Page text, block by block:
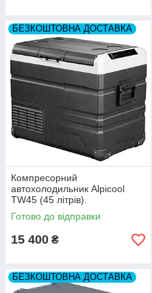
БЕЗКОШТОВНА ДОСТАВКА
Компресорний
автохолодильник Alpicool
TW45 (45 літрів).
Двокамерний. До -20℃. (12,
24, 220 вольт)
Готово до відправки
15 400 ₴
БЕЗКОШТОВНА ДОСТАВКА